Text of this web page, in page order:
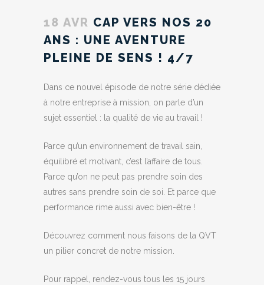
18 AVR CAP VERS NOS 20
ANS : UNE AVENTURE
PLEINE DE SENS ! 4/7
Dans ce nouvel épisode de notre série dédiée
à notre entreprise à mission, on parle d’un
sujet essentiel : la qualité de vie au travail !
Parce qu’un environnement de travail sain,
équilibré et motivant, c’est l’affaire de tous.
Parce qu’on ne peut pas prendre soin des
autres sans prendre soin de soi. Et parce que
performance rime aussi avec bien-être !
Découvrez comment nous faisons de la QVT
un pilier concret de notre mission.
Pour rappel, rendez-vous tous les 15 jours